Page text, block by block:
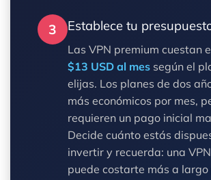
3 Establece tu
Las VPN premium cuestan
$13 USD al mes según el
elijas. Los planes de dos
más económicos por mes,
requieren un pago inicial
Decide cuánto estás
invertir y recuerda: una
puede costarte más a largo